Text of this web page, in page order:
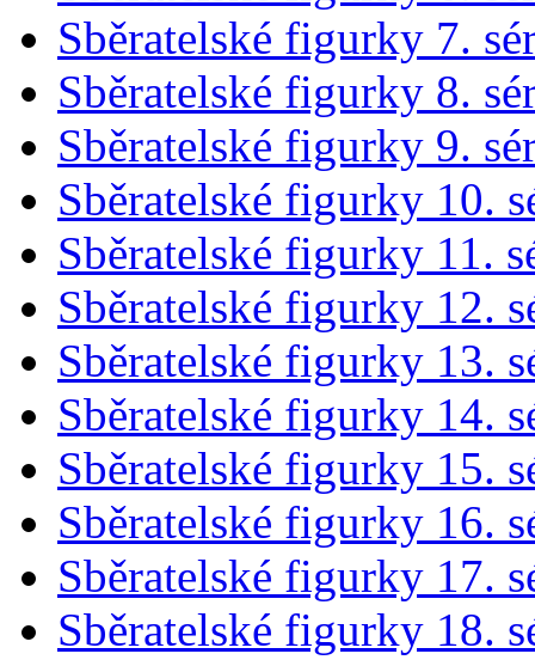
Sběratelské figurky 7.
Sběratelské figurky 8.
Sběratelské figurky 9.
Sběratelské figurky 10.
Sběratelské figurky 11.
Sběratelské figurky 12.
Sběratelské figurky 13.
Sběratelské figurky 14.
Sběratelské figurky 15.
Sběratelské figurky 16.
Sběratelské figurky 17.
Sběratelské figurky 18.